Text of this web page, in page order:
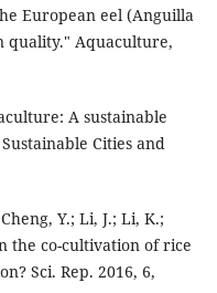
European eel (Anguilla
quality." Aquaculture,
A sustainable
Cities and
Y.; Li, J.; Li, K.;
the co-cultivation of rice
Sci. Rep. 2016, 6,